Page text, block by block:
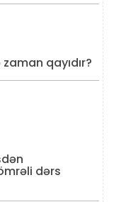
qayıdır?
dərs